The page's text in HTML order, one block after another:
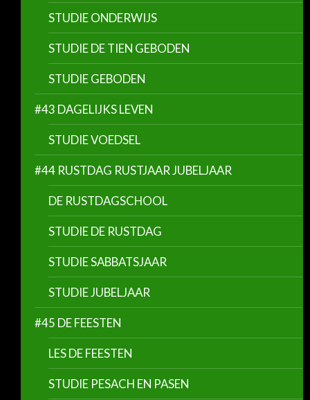
STUDIE ONDERWIJS
STUDIE DE TIEN GEBODEN
STUDIE GEBODEN
#43 DAGELIJKS LEVEN
STUDIE VOEDSEL
#44 RUSTDAG RUSTJAAR JUBELJAAR
DE RUSTDAGSCHOOL
STUDIE DE RUSTDAG
STUDIE SABBATSJAAR
STUDIE JUBELJAAR
#45 DE FEESTEN
LES DE FEESTEN
STUDIE PESACH EN PASEN